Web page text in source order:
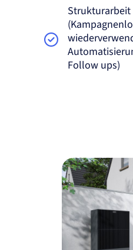
Strukturarbeit
Follow ups)